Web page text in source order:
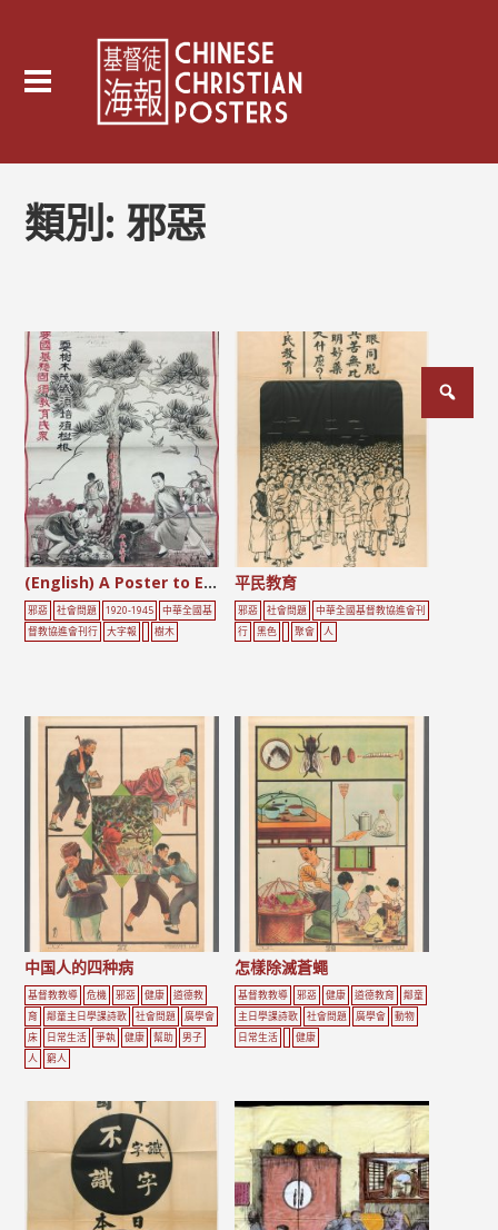
類別: 邪惡
(English) A Poster to Encourage Literacy
邪惡 社會問題 1920-1945
中華全國基
督教協進會刊行
大字報 樹木
平民教育
邪惡 社會問題
中華全國基督教協進會刊
行
黑色 聚會 人
中国人的四种病
基督教教導 危機 邪惡 健康
道德教
育
鄰童主日學課詩歌 社會問題
廣學會
床
日常生活 爭執 健康 幫助
男子
人
窮人
怎樣除滅蒼蠅
基督教教導 邪惡 健康 道德教育
鄰童
主日學課詩歌
社會問題 廣學會
動物
日常生活
健康
文
章
分
頁